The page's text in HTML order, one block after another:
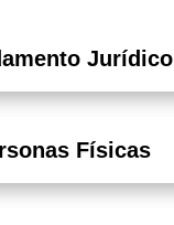
Jurídico
Físicas